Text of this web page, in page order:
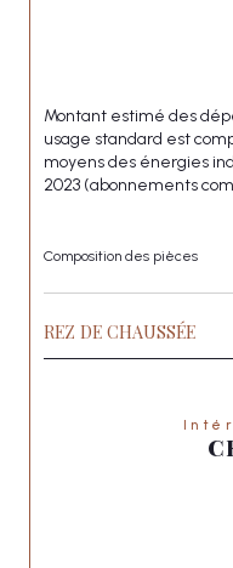
Montant estimé des
usage standard est
moyens des énergies
2023 (abonnements
Composition des pièces
REZ DE CHAUSSÉE